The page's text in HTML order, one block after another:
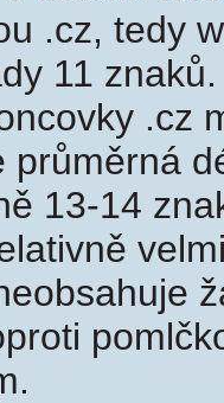
.cz, tedy
11
.cz
průměrná
13-14